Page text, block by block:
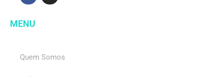
MENU
Quem Somos